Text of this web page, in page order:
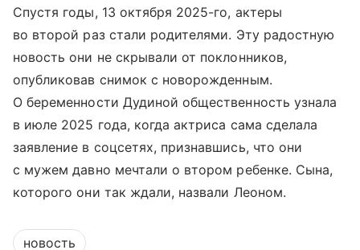
Спустя годы, 13 октября 2025-го, актеры
во второй раз стали родителями. Эту радостную
новость они не скрывали от поклонников,
опубликовав снимок с новорожденным.
О беременности Дудиной общественность узнала
в июле 2025 года, когда актриса сама сделала
заявление в соцсетях, признавшись, что они
с мужем давно мечтали о втором ребенке. Сына,
которого они так ждали, назвали Леоном.
новость